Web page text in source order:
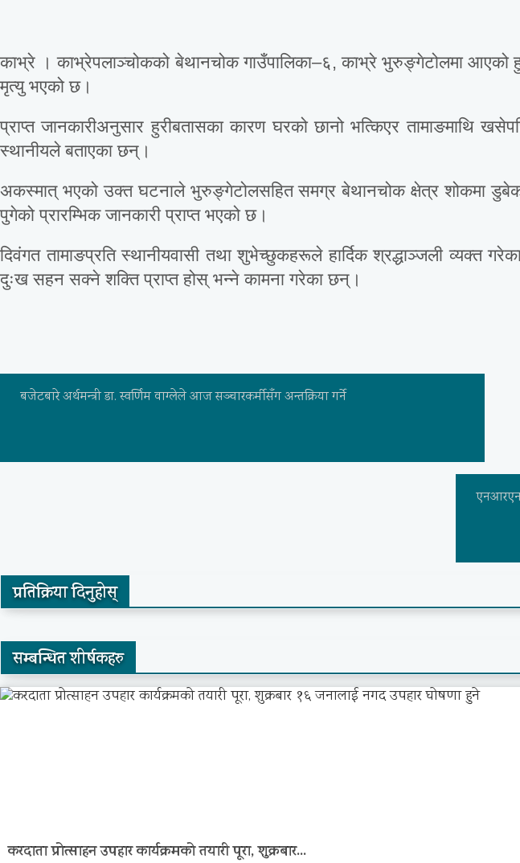
काभ्रे । काभ्रेपलाञ्चोकको बेथानचोक गाउँपालिका–६, काभ्रे भुरुङ्गेटोलमा आएको
मृत्यु भएको छ।
प्राप्त जानकारीअनुसार हुरीबतासका कारण घरको छानो भत्किएर तामाङमाथि
स्थानीयले बताएका छन्।
अकस्मात् भएको उक्त घटनाले भुरुङ्गेटोलसहित समग्र बेथानचोक क्षेत्र शोकमा
पुगेको प्रारम्भिक जानकारी प्राप्त भएको छ।
दिवंगत तामाङप्रति स्थानीयवासी तथा शुभेच्छुकहरूले हार्दिक श्रद्धाञ्जली व्यक्त
दुःख सहन सक्ने शक्ति प्राप्त होस् भन्ने कामना गरेका छन्।
बजेटबारे अर्थमन्त्री डा. स्वर्णिम वाग्लेले आज सञ्चारकर्मीसँग अन्तक्रिया गर्ने
प्रतिक्रिया दिनुहोस्
सम्बन्धित शीर्षकहरु
करदाता प्रोत्साहन उपहार कार्यक्रमको तयारी पूरा, शुक्रबार...